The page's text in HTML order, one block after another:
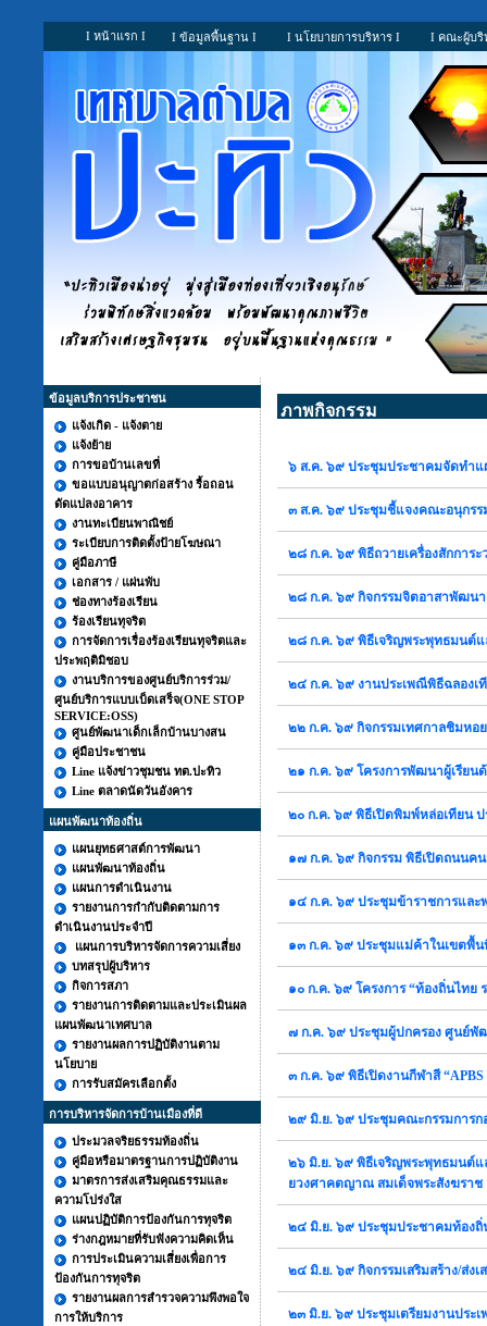
I หน้าแรก I I ข้อมูลพื้นฐาน I I นโยบายการบริหาร I I คณะผู้บริ
ข้อมูลบริการประชาชน
แจ้งเกิด - แจ้งตาย
แจ้งย้าย
การขอบ้านเลขที่
ขอแบบอนุญาตก่อสร้าง รื้อถอน
ดัดแปลงอาคาร
งานทะเบียนพาณิชย์
ระเบียบการติดตั้งป้ายโฆษณา
คู่มือภาษี
เอกสาร / แผ่นพับ
ช่องทางร้องเรียน
ร้องเรียนทุจริต
การจัดการเรื่องร้องเรียนทุจริตและ
ประพฤติมิชอบ
งานบริการของศูนย์บริการร่วม/
ศูนย์บริการแบบเบ็ดเสร็จ(ONE STOP
SERVICE:OSS)
ศูนย์พัฒนาเด็กเล็กบ้านบางสน
คู่มือประชาชน
Line แจ้งข่าวชุมชน ทต.ปะทิว
Line ตลาดนัดวันอังคาร
แผนพัฒนาท้องถิ่น
แผนยุทธศาสต์การพัฒนา
แผนพัฒนาท้องถิ่น
แผนการดำเนินงาน
รายงานการกำกับติดตามการ
ดำเนินงานประจำปี
แผนการบริหารจัดการความเสี่ยง
บทสรุปผู้บริหาร
กิจการสภา
รายงานการติดตามและประเมินผล
แผนพัฒนาเทศบาล
รายงานผลการปฏิบัติงานตาม
นโยบาย
การรับสมัครเลือกตั้ง
การบริหารจัดการบ้านเมืองที่ดี
ประมวลจริยธรรมท้องถิ่น
คู่มือหรือมาตรฐานการปฏิบัติงาน
มาตรการส่งเสริมคุณธรรมและ
ความโปร่งใส
แผนปฏิบัติการป้องกันการทุจริต
ร่างกฎหมายที่รับฟังความคิดเห็น
การประเมินความเสี่ยงเพื่อการ
ป้องกันการทุจริต
รายงานผลการสำรวจความพึงพอใจ
การให้บริการ
ภาพกิจกรรม
๖ ส.ค. ๖๙ ประชุมประชาคมจัดทำ
๓ ส.ค. ๖๙ ประชุมชี้แจงคณะอนุกรร
๒๘ ก.ค. ๖๙ พิธีถวายเครื่องสักการ
๒๘ ก.ค. ๖๙ กิจกรรมจิตอาสาพัฒน
๒๘ ก.ค. ๖๙ พิธีเจริญพระพุทธมนต์
๒๔ ก.ค. ๖๙ งานประเพณีพิธีฉลองเ
๒๒ ก.ค. ๖๙ กิจกรรมเทศกาลชิมหอ
๒๑ ก.ค. ๖๙ โครงการพัฒนาผู้เรียน
๒๐ ก.ค. ๖๙ พิธีเปิดพิมพ์หล่อเทียน
๑๗ ก.ค. ๖๙ กิจกรรม พิธีเปิดถนนค
๑๔ ก.ค. ๖๙ ประชุมข้าราชการและ
๑๓ ก.ค. ๖๙ ประชุมแม่ค้าในเขตพื้
๑๐ ก.ค. ๖๙ โครงการ “ท้องถิ่นไท
๗ ก.ค. ๖๙ ประชุมผู้ปกครอง ศูนย์พั
๓ ก.ค. ๖๙ พิธีเปิดงานกีฬาสี
๒๙ มิ.ย. ๖๙ ประชุมคณะกรรมการ
๒๖ มิ.ย. ๖๙ พิธีเจริญพระพุทธมนต์แ
ยวงศาคตญาณ สมเด็จพระสังฆรา
๒๔ มิ.ย. ๖๙ ประชุมประชาคมท้อง
๒๔ มิ.ย. ๖๙ กิจกรรมเสริมสร้าง/ส่ง
๒๓ มิ.ย. ๖๙ ประชุมเตรียมงานประ